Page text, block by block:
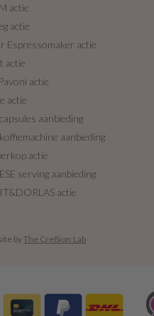
actie
actie
Espressomaker actie
actie
actie
actie
aanbieding
aanbieding
actie
serving aanbieding
actie
byThe Cre8ion.Lab